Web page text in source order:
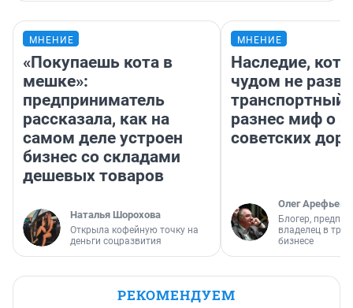
МНЕНИЕ
«Покупаешь кота в
мешке»:
предприниматель
рассказала, как на
самом деле устроен
бизнес со складами
дешевых товаров
Наталья Шорохова
Открыла кофейную точку на
деньги соцразвития
МНЕНИЕ
Наследие,
чудом не
транспортный
разнес миф о
советских
Олег Арефьев
Блогер,
владелец в
бизнесе
РЕКОМЕНДУЕМ